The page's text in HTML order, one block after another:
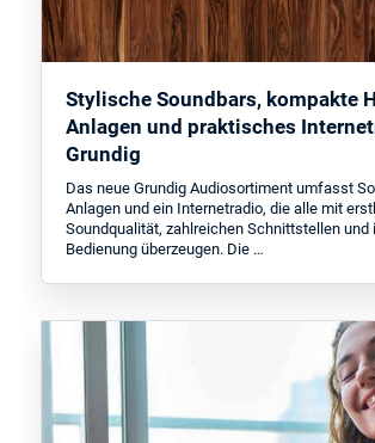
Stylische Soundbars, kompakte
Anlagen und praktisches
Grundig
Das neue Grundig Audiosortiment umfasst
Anlagen und ein Internetradio, die alle mit
Soundqualität, zahlreichen Schnittstellen und
Bedienung überzeugen. Die …